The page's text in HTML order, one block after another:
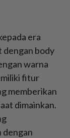
era
dengan body
warna
fitur
memberikan
dimainkan.
dengan